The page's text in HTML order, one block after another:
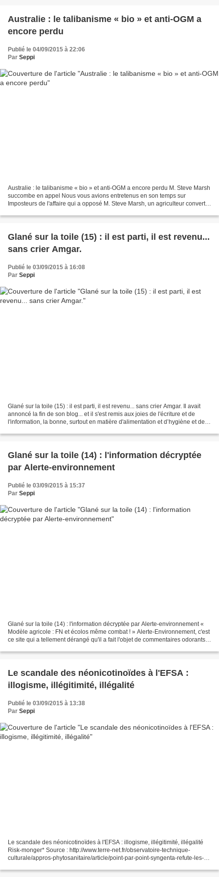
Australie : le talibanisme « bio » et anti-OGM a
encore perdu
Publié le 04/09/2015 à 22:06
Par Seppi
Australie : le talibanisme « bio » et anti-OGM a encore perdu M. Steve Marsh
succombe en appel Nous vous avions entretenus en son temps sur
Imposteurs de l'affaire qui a opposé M. Steve Marsh, un agriculteur converti
Glané sur la toile (15) : il est parti, il est revenu...
sans crier Amgar.
Publié le 03/09/2015 à 16:08
Par Seppi
Glané sur la toile (15) : il est parti, il est revenu... sans crier Amgar. Il avait
annoncé la fin de son blog... et il s'est remis aux joies de l'écriture et de
l'information, la bonne, surtout en matière d'alimentation et d’hygiène et de
Glané sur la toile (14) : l'information décryptée
par Alerte-environnement
Publié le 03/09/2015 à 15:37
Par Seppi
Glané sur la toile (14) : l'information décryptée par Alerte-environnement «
Modèle agricole : FN et écolos même combat ! » Alerte-Environnement, c'est
ce site qui a tellement dérangé qu'il a fait l'objet de commentaires odorants
Le scandale des néonicotinoïdes à l'EFSA :
illogisme, illégitimité, illégalité
Publié le 03/09/2015 à 13:38
Par Seppi
Le scandale des néonicotinoïdes à l'EFSA : illogisme, illégitimité, illégalité
Risk-monger* Source : http://www.terre-net.fr/observatoire-technique-
culturale/appros-phytosanitaire/article/point-par-point-syngenta-refute-les-